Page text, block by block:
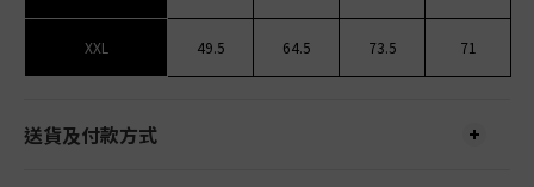
XXL 49.5 64.5 73.5 71
送貨及付款方式